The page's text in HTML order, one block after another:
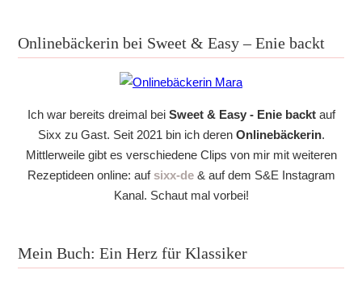
Onlinebäckerin bei Sweet & Easy – Enie backt
Ich war bereits dreimal bei Sweet & Easy - Enie backtauf
Sixx zu Gast. Seit 2021 bin ich deren Onlinebäckerin.
Mittlerweile gibt es verschiedene Clips von mir mit weiteren
Rezeptideen online: auf sixx-de& auf dem S&E Instagram
Kanal. Schaut mal vorbei!
Mein Buch: Ein Herz für Klassiker